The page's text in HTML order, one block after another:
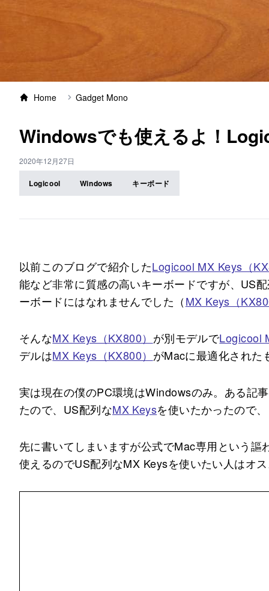
Home Gadget Mono
Windowsでも使えるよ！
2020年12月27日
Logicool Windows キーボード
以前このブログで紹介したLogicool MX Keys（
能など非常に質感の高いキーボードですが、US
ーボードにはなれませんでした（MX Keys（
そんなMX Keys（KX800） が別モデルでLogicool
デルはMX Keys（KX800） がMacに最適化された
実は現在の僕のPC環境はWindowsのみ。ある記
たので、US配列なMX Keysを使いたかったので
先に書いてしまいますが公式でMac専用という
使えるのでUS配列なMX Keysを使いたい人はオ